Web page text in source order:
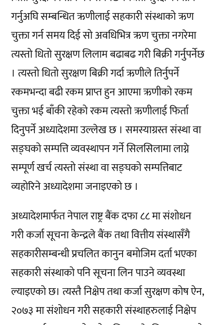
गर्नुअघि सम्बन्धित ऋणीलाई सहकारी संस्थाको ऋण
चुक्ता गर्न समय दिई सो अवधिभित्र ऋण चुक्ता नगरेमा
त्यस्तो धितो सुरक्षण लिलाम बढाबढ गरी बिक्री गर्नुपर्नेछ
। त्यस्तो धितो सुरक्षण बिक्री गर्दा ऋणीले तिर्नुपर्ने
रकमभन्दा बढी रकम प्राप्त हुन आएमा ऋणीको रकम
चुक्ता भई बाँकी रहेको रकम त्यस्तो ऋणीलाई फिर्ता
दिनुपर्ने अध्यादेशमा उल्लेख छ । समस्याग्रस्त संस्था वा
सङ्घको सम्पत्ति व्यवस्थापन गर्ने सिलसिलामा लाग्ने
सम्पूर्ण खर्च त्यस्तो संस्था वा सङ्घको सम्पत्तिबाट
व्यहोरिने अध्यादेशमा जनाइएको छ ।
अध्यादेशमार्फत नेपाल राष्ट्र बैंक दफा ८८ मा संशोधन
गरी कर्जा सूचना केन्द्रले बैंक तथा वित्तीय संस्थासँगै
सहकारीसम्बन्धी प्रचलित कानुन बमोजिम दर्ता भएका
सहकारी संस्थाको पनि सूचना लिन पाउने व्यवस्था
ल्याइएको छ। त्यस्तै निक्षेप तथा कर्जा सुरक्षण कोष ऐन,
२०७३ मा संशोधन गरी सहकारी संस्थाहरुलाई निक्षेप